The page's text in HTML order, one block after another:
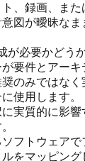
ト、録画、ま
意図が曖昧な
が必要かどう
要件とアー
のみではな
使用します。
実質的に影
フトウェア
ルをマッピン